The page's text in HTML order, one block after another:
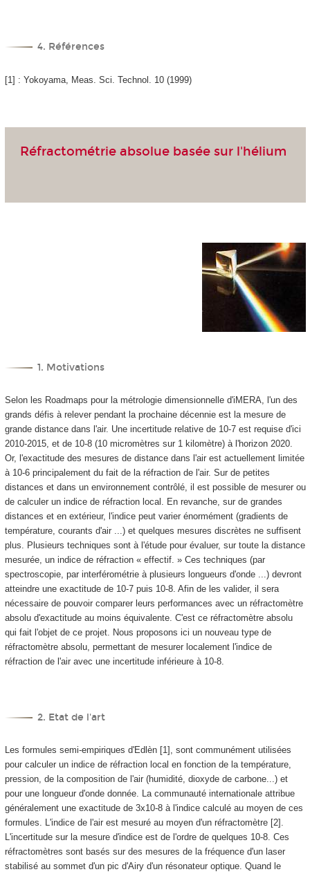
4. Références
[1] : Yokoyama, Meas. Sci. Technol. 10 (1999)
Réfractométrie absolue basée sur l'hélium
1. Motivations
Selon les Roadmaps pour la métrologie dimensionnelle d'iMERA, l'un des
grands défis à relever pendant la prochaine décennie est la mesure de
grande distance dans l'air. Une incertitude relative de 10-7est requise d'ici
2010-2015, et de 10-8(10 micromètres sur 1 kilomètre) à l'horizon 2020.
Or, l'exactitude des mesures de distance dans l'air est actuellement limitée
à 10-6principalement du fait de la réfraction de l'air. Sur de petites
distances et dans un environnement contrôlé, il est possible de mesurer ou
de calculer un indice de réfraction local. En revanche, sur de grandes
distances et en extérieur, l'indice peut varier énormément (gradients de
température, courants d'air ...) et quelques mesures discrètes ne suffisent
plus. Plusieurs techniques sont à l'étude pour évaluer, sur toute la distance
mesurée, un indice de réfraction « effectif. » Ces techniques (par
spectroscopie, par interférométrie à plusieurs longueurs d'onde ...) devront
atteindre une exactitude de 10-7puis 10-8. Afin de les valider, il sera
nécessaire de pouvoir comparer leurs performances avec un réfractomètre
absolu d'exactitude au moins équivalente. C'est ce réfractomètre absolu
qui fait l'objet de ce projet. Nous proposons ici un nouveau type de
réfractomètre absolu, permettant de mesurer localement l'indice de
réfraction de l'air avec une incertitude inférieure à 10-8.
2. Etat de l'art
Les formules semi-empiriques d'Edlèn [1], sont communément utilisées
pour calculer un indice de réfraction local en fonction de la température,
pression, de la composition de l'air (humidité, dioxyde de carbone...) et
pour une longueur d'onde donnée. La communauté internationale attribue
généralement une exactitude de 3x10-8à l'indice calculé au moyen de ces
formules. L'indice de l'air est mesuré au moyen d'un réfractomètre [2].
L'incertitude sur la mesure d'indice est de l'ordre de quelques 10-8. Ces
réfractomètres sont basés sur des mesures de la fréquence d'un laser
stabilisé au sommet d'un pic d'Airy d'un résonateur optique. Quand le